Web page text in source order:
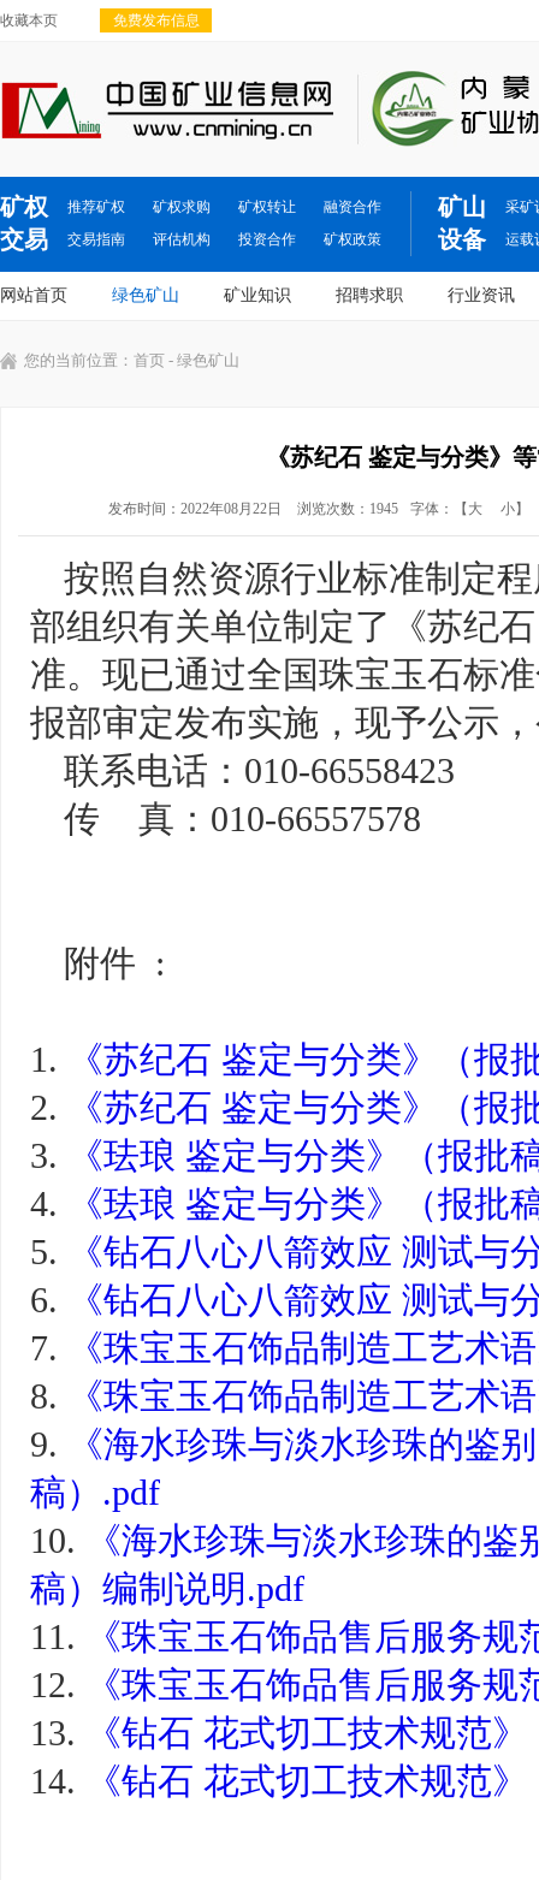
收藏本页 免费发布信息
矿权
交易
推荐矿权 矿权求购 矿权转让
融资合作
交易指南
评估机构 投资合作 矿权政策
矿山
设备
采矿
运载
网站首页 绿色矿山 矿业知识 招聘求职 行业资讯
您的当前位置： 首页 - 绿色矿山
《苏纪石 鉴定与分类》
发布时间：2022年08月22日 浏览次数：1945 字体：【 大 小】
按照自然资源行业标准制定
部组织有关单位制定了《苏纪
准。现已通过全国珠宝玉石标
报部审定发布实施，现予公示
联系电话：010-66558423
传 真：010-66557578
附件 :
1.
《苏纪石 鉴定与分类》（报
2.
《苏纪石 鉴定与分类》（报
3.
《珐琅 鉴定与分类》（报批
4.
《珐琅 鉴定与分类》（报批
5.
《钻石八心八箭效应 测试与
6.
《钻石八心八箭效应 测试与
7.
《珠宝玉石饰品制造工艺术
8.
《珠宝玉石饰品制造工艺术
9.
《海水珍珠与淡水珍珠的鉴
稿）.pdf
10.
《海水珍珠与淡水珍珠的
稿）编制说明.pdf
11.
《珠宝玉石饰品售后服务
12.
《珠宝玉石饰品售后服务
13.
《钻石 花式切工技术规范
14.
《钻石 花式切工技术规范